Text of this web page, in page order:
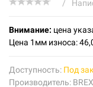
/
Внимание: цена
Цена 1мм износа:
Доступность: Под
Производитель: